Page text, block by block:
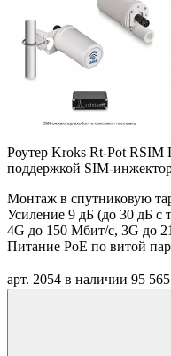
Роутер Kroks Rt-Pot
поддержкой SIM-
Монтаж в спутниковую
Усиление 9 дБ (до 30 дБ с
4G до 150 Мбит/с, 3G до
Питание PoE по витой
арт. 2054 в наличии 95